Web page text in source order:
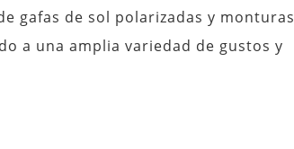
gafas de sol polarizadas y monturas
a una amplia variedad de gustos y